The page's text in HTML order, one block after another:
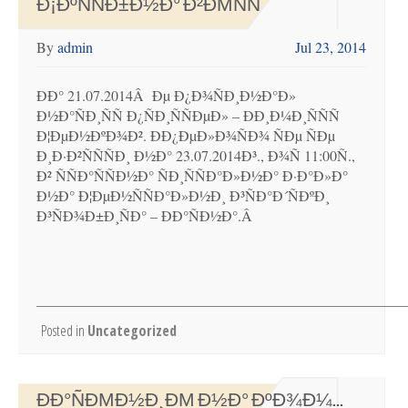
Ð¡ÐºÑÑÐ±Ð½Ð° Ð²ÐΜÑÑ
Byadmin Jul 23, 2014
ÐÐ° 21.07.2014Â Ðµ Ð¿Ð¾ÑÐ¸Ð½Ð°Ð»
Ð½Ð°ÑÐ¸ÑÑ Ð¿ÑÐ¸ÑÑÐµÐ» – ÐÐ¸Ð¼Ð¸ÑÑÑ
Ð¦ÐµÐ½ÐºÐ¾Ð². ÐÐ¿ÐµÐ»Ð¾ÑÐ¾ ÑÐµ ÑÐµ
Ð¸Ð·Ð²ÑÑÑÐ¸ Ð½Ð° 23.07.2014Ð³., Ð¾Ñ 11:00Ñ.,
Ð² ÑÑÐ°ÑÑÐ½Ð° ÑÐ¸ÑÑÐ°Ð»Ð½Ð° Ð·Ð°Ð»Ð°
Ð½Ð° Ð¦ÐµÐ½ÑÑÐ°Ð»Ð½Ð¸ Ð³ÑÐ°Ð´ÑÐºÐ¸
Ð³ÑÐ¾Ð±Ð¸ÑÐ° – ÐÐ°ÑÐ½Ð°.Â
Posted in Uncategorized
ÐÐ°ÑÐΜÐ½Ð¸ÐΜ Ð½Ð° ÐºÐ¾Ð¼...